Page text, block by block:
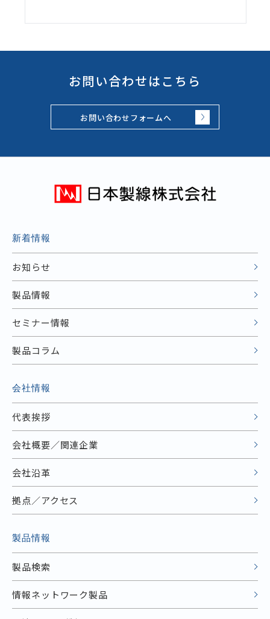
お問い合わせはこちら
お問い合わせフォームへ
新着情報
お知らせ
製品情報
セミナー情報
製品コラム
会社情報
代表挨拶
会社概要／関連企業
会社沿革
拠点／アクセス
製品情報
製品検索
情報ネットワーク製品